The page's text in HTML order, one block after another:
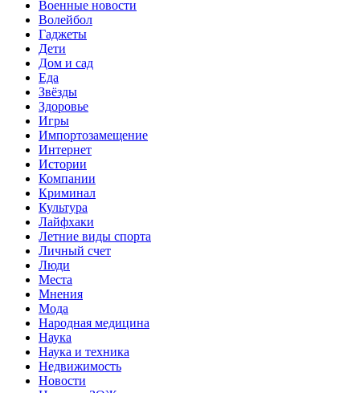
Военные новости
Волейбол
Гаджеты
Дети
Дом и сад
Еда
Звёзды
Здоровье
Игры
Импортозамещение
Интернет
Истории
Компании
Криминал
Культура
Лайфхаки
Летние виды спорта
Личный счет
Люди
Места
Мнения
Мода
Народная медицина
Наука
Наука и техника
Недвижимость
Новости